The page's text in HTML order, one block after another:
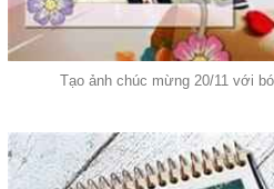
Tạo ảnh chúc mừng 20/11 với